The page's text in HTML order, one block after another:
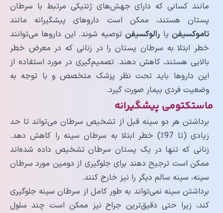
مانند کسانی که دارای جهش‌های ژنتیکی مرتبط با سرطان
پستان هستند، ممکن است داروهای پیشگیرانه مانند
تاموکسیفن یا رالوکسیفن توصیه شوند. این داروها می‌توانند
خطر ابتلا به سرطان پستان را در زنانی که در معرض خطر
بالایی هستند، کاهش دهند. تصمیم‌گیری در مورد استفاده از
این داروها باید تحت نظر پزشک متخصص و با توجه به
وضعیت فردی بیمار صورت گیرد.
ماستکتومی پیشگیرانه
برداشتن هر دو سینه قبل از تشخیص سرطان می‌­تواند تا حد
زیادی (تا 97٪) خطر ابتلا به سرطان سینه را کاهش دهد.
زنانی که تنها در یک پستان سرطان تشخیص داده شده‌اند
ممکن است ترجیح دهند برای جلوگیری از دومین مورد سرطان
سینه، سینه سالم دیگر را نیز خارج کنند.
برداشتن سینه نمی‌تواند به طور کامل از سرطان سینه جلوگیری
کند، زیرا حتی دقیق‌­ترین جراح نیز ممکن است چند سلول